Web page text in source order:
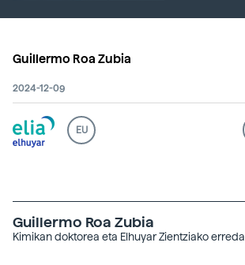
Guillermo Roa Zubia
2024-12-09
EU
Guillermo Roa Zubia
Kimikan doktorea eta Elhuyar Zientziako